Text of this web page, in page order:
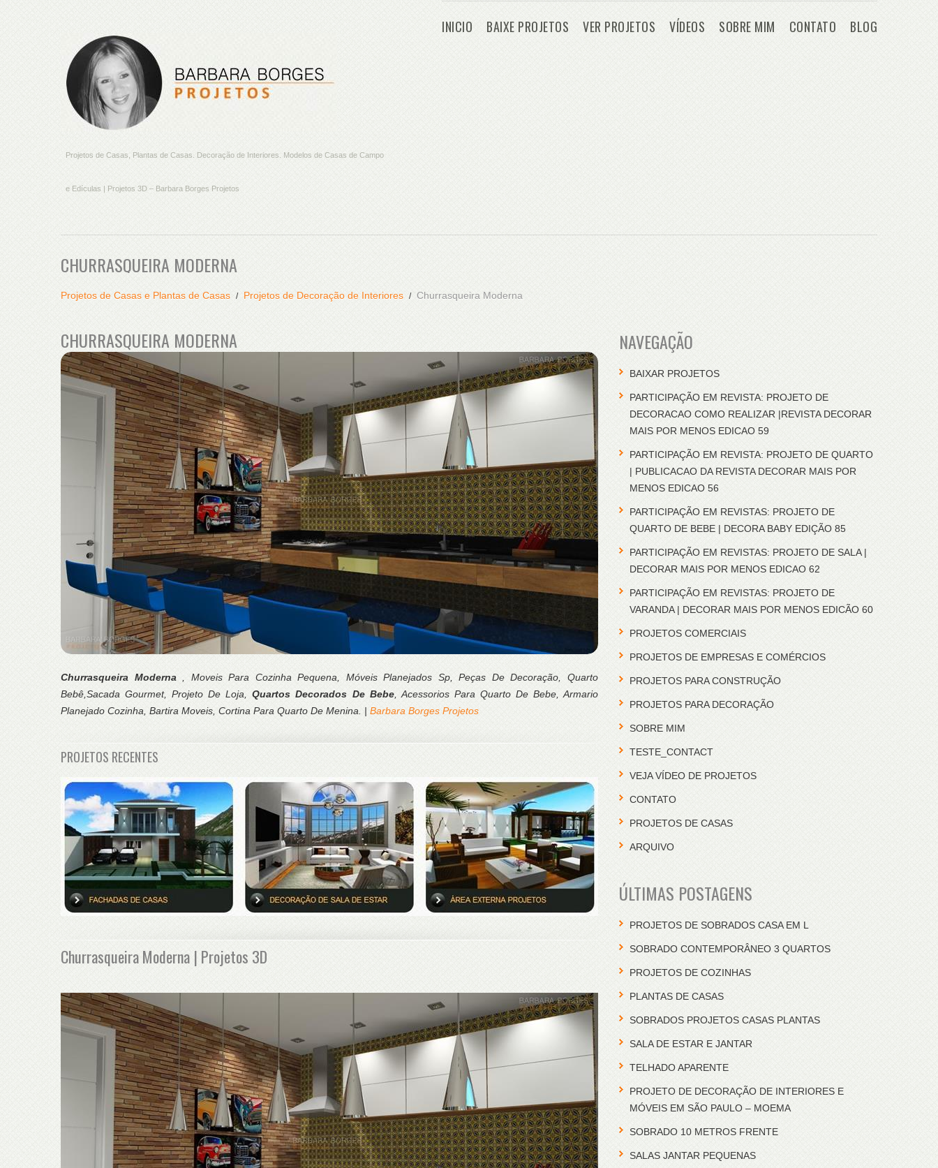
Projetos de Casas, Plantas de Casas. Decoração de Interiores. Modelos de Casas de Campo
e Edículas | Projetos 3D – Barbara Borges Projetos
INICIO BAIXE PROJETOS VER PROJETOS VÍDEOS SOBRE MIM CONTATO BLOG
CHURRASQUEIRA MODERNA
Projetos de Casas e Plantas de Casas Projetos de Decoração de Interiores Churrasqueira Moderna
CHURRASQUEIRA MODERNA
Churrasqueira Moderna
, Moveis Para Cozinha Pequena, Móveis Planejados Sp, Peças De Decoração, Quarto
Bebê,Sacada Gourmet, Projeto De Loja,Quartos Decorados De Bebe, Acessorios Para Quarto De Bebe, Armario
Planejado Cozinha, Bartira Moveis, Cortina Para Quarto De Menina. | Barbara Borges Projetos
PROJETOS RECENTES
Churrasqueira Moderna | Projetos 3D
NAVEGAÇÃO
BAIXAR PROJETOS
PARTICIPAÇÃO EM REVISTA: PROJETO DE
DECORACAO COMO REALIZAR |REVISTA DECORAR
MAIS POR MENOS EDICAO 59
PARTICIPAÇÃO EM REVISTA: PROJETO DE QUARTO
| PUBLICACAO DA REVISTA DECORAR MAIS POR
MENOS EDICAO 56
PARTICIPAÇÃO EM REVISTAS: PROJETO DE
QUARTO DE BEBE | DECORA BABY EDIÇÃO 85
PARTICIPAÇÃO EM REVISTAS: PROJETO DE SALA |
DECORAR MAIS POR MENOS EDICAO 62
PARTICIPAÇÃO EM REVISTAS: PROJETO DE
VARANDA | DECORAR MAIS POR MENOS EDICÃO 60
PROJETOS COMERCIAIS
PROJETOS DE EMPRESAS E COMÉRCIOS
PROJETOS PARA CONSTRUÇÃO
PROJETOS PARA DECORAÇÃO
SOBRE MIM
TESTE_CONTACT
VEJA VÍDEO DE PROJETOS
CONTATO
PROJETOS DE CASAS
ARQUIVO
ÚLTIMAS POSTAGENS
PROJETOS DE SOBRADOS CASA EM L
SOBRADO CONTEMPORÂNEO 3 QUARTOS
PROJETOS DE COZINHAS
PLANTAS DE CASAS
SOBRADOS PROJETOS CASAS PLANTAS
SALA DE ESTAR E JANTAR
TELHADO APARENTE
PROJETO DE DECORAÇÃO DE INTERIORES E
MÓVEIS EM SÃO PAULO – MOEMA
SOBRADO 10 METROS FRENTE
SALAS JANTAR PEQUENAS